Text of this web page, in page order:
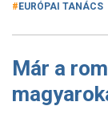
EURÓPAI TANÁCS
Már a